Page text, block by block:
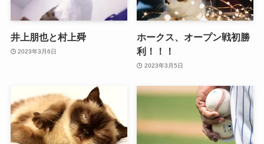
井上朋也と村上舜
2023年3月6日
ホークス、オープン戦初勝
利！！！
2023年3月5日